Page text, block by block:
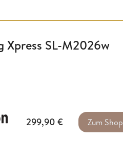
Xpress SL-M2026w
299,90 € Zum Shop